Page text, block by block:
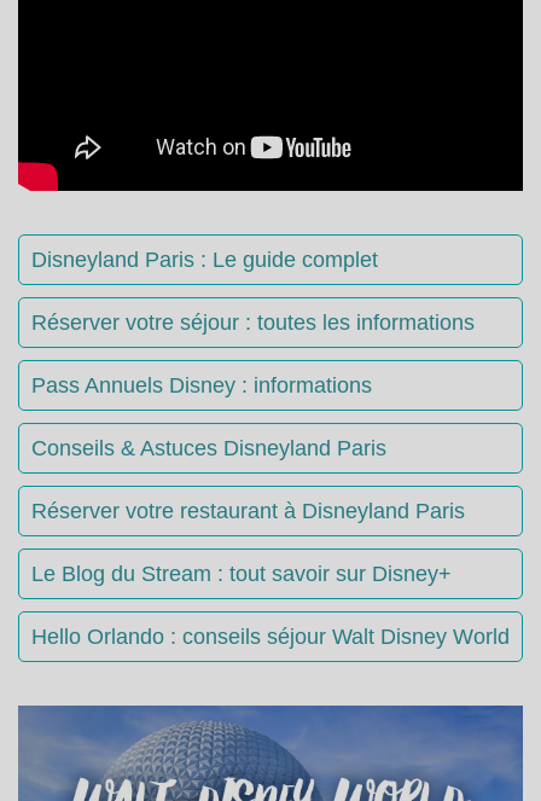
Disneyland Paris : Le guide complet
Réserver votre séjour : toutes les informations
Pass Annuels Disney : informations
Conseils & Astuces Disneyland Paris
Réserver votre restaurant à Disneyland Paris
Le Blog du Stream : tout savoir sur Disney+
Hello Orlando : conseils séjour Walt Disney World